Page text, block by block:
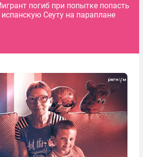
погиб при попытке попасть
испанскую Сеуту на параплане